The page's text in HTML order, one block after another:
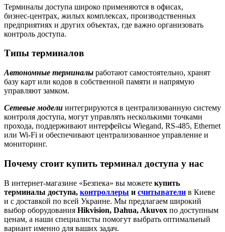
Терминалы доступа широко применяются в офисах,
бизнес‑центрах, жилых комплексах, производственных
предприятиях и других объектах, где важно организовать
контроль доступа.
Типы терминалов
Автономные терминалы работают самостоятельно, хранят
базу карт или кодов в собственной памяти и напрямую
управляют замком.
Сетевые модели интегрируются в централизованную систему
контроля доступа, могут управлять несколькими точками
прохода, поддерживают интерфейсы Wiegand, RS‑485, Ethernet
или Wi‑Fi и обеспечивают централизованное управление и
мониторинг.
Почему стоит купить терминал доступа у нас
В интернет‑магазине «Безпека» вы можете купить
терминалы доступа, контроллеры и считыватели в Киеве
и с доставкой по всей Украине. Мы предлагаем широкий
выбор оборудования Hikvision, Dahua, Akuvox по доступным
ценам, а наши специалисты помогут выбрать оптимальный
вариант именно для ваших задач.